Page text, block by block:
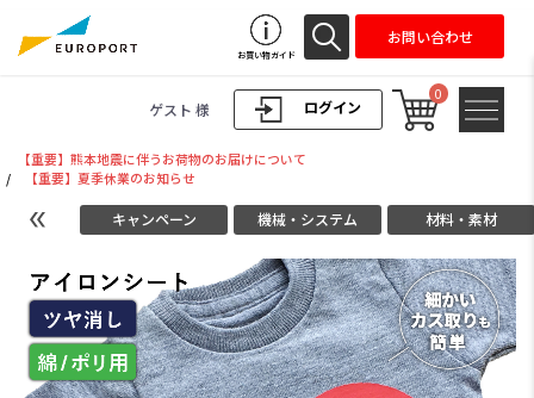
ログイン
ゲスト 様
0
お買い物ガイド
お問い合わせ
【重要】熊本地震に伴うお荷物のお届けについて
/
【重要】夏季休業のお知らせ
キャンペーン 機械・システム 材料・素材